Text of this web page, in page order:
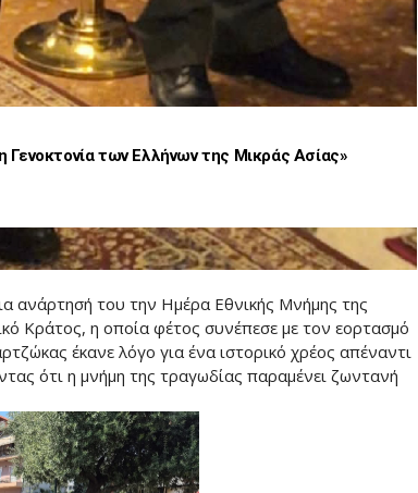
των Ελλήνων της Μικράς Ασίας»
ανάρτησή του την Ημέρα Εθνικής Μνήμης της
Κράτος, η οποία φέτος συνέπεσε με τον εορτασμό
έκανε λόγο για ένα ιστορικό χρέος απέναντι
ότι η μνήμη της τραγωδίας παραμένει ζωντανή